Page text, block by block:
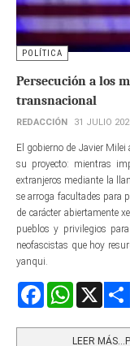
POLÍTICA
Persecución a los
transnacional
REDACCIÓN 31 JULIO
El gobierno de Javier Milei
su proyecto: mientras
extranjeros mediante la
se arroga facultades para
de carácter abiertamente
pueblos y privilegios
neofascistas que hoy
yanqui.
FacebookWhatsApp
LEER